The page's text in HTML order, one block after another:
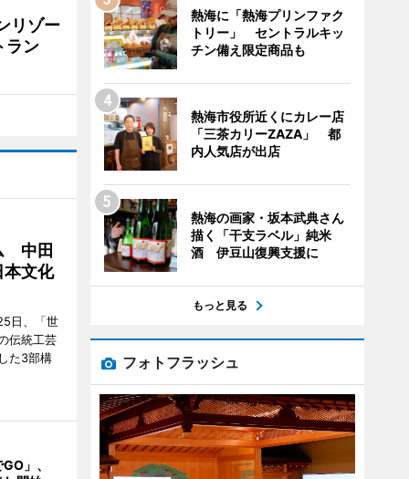
リゾー
ラン
中田
文化
日、「世
伝統工芸
た3部構
」、
熱海に「熱海プリンファク
トリー」 セントラルキッ
チン備え限定商品も
熱海市役所近くにカレー店
「三茶カリーZAZA」 都
内人気店が出店
熱海の画家・坂本武典さん
描く「干支ラベル」純米
酒 伊豆山復興支援に
もっと見る
フォトフラッシュ